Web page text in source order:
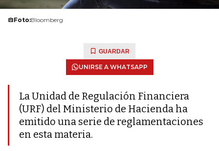
Foto:Bloomberg
GUARDAR
UNIRSE A WHATSAPP
La Unidad de Regulación Financiera
(URF) del Ministerio de Hacienda ha
emitido una serie de reglamentaciones
en esta materia.